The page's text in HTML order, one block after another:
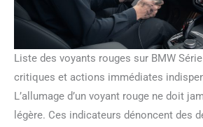
Liste des voyants rouges sur BMW
critiques et actions immédiates
L’allumage d’un voyant rouge ne doit jamais être pris à la
légère. Ces indicateurs dénoncent des